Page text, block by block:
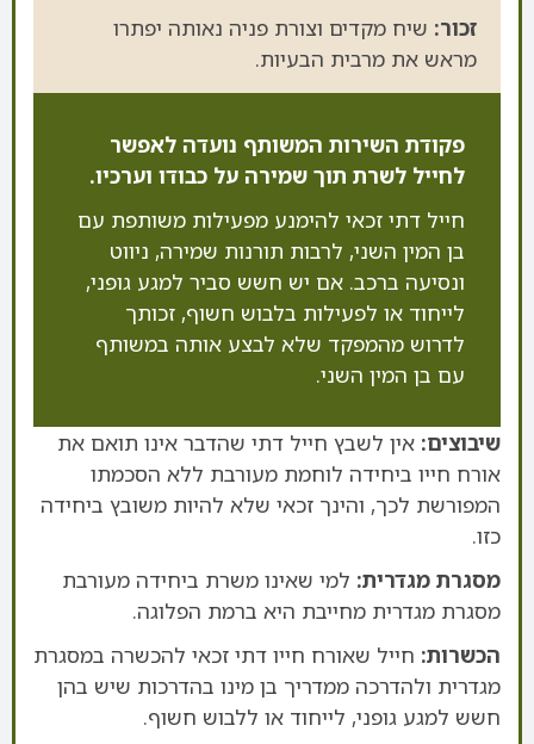
זכור: שיח מקדים וצורת פניה נאותה יפתרו
מראש את מרבית הבעיות.
פקודת השירות המשותף נועדה לאפשר
לחייל לשרת תוך שמירה על כבודו וערכיו.
חייל דתי זכאי להימנע מפעילות משותפת עם
בן המין השני, לרבות תורנות שמירה, ניווט
ונסיעה ברכב. אם יש חשש סביר למגע גופני,
לייחוד או לפעילות בלבוש חשוף, זכותך
לדרוש מהמפקד שלא לבצע אותה במשותף
עם בן המין השני.
שיבוצים: אין לשבץ חייל דתי שהדבר אינו תואם את
אורח חייו ביחידה לוחמת מעורבת ללא הסכמתו
המפורשת לכך, והינך זכאי שלא להיות משובץ ביחידה
כזו.
מסגרת מגדרית: למי שאינו משרת ביחידה מעורבת
מסגרת מגדרית מחייבת היא ברמת הפלוגה.
הכשרות: חייל שאורח חייו דתי זכאי להכשרה במסגרת
מגדרית ולהדרכה ממדריך בן מינו בהדרכות שיש בהן
חשש למגע גופני, לייחוד או ללבוש חשוף.